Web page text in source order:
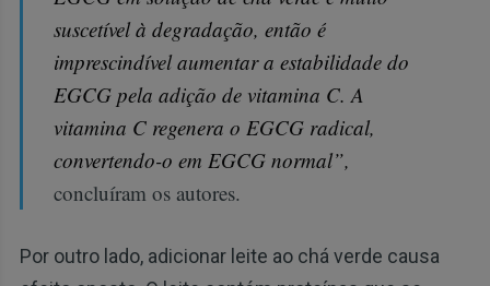
suscetível à degradação, então é
imprescindível aumentar a estabilidade do
EGCG pela adição de vitamina C. A
vitamina C regenera o EGCG radical,
convertendo-o em EGCG normal”,
concluíram os autores.
Por outro lado, adicionar leite ao chá verde causa